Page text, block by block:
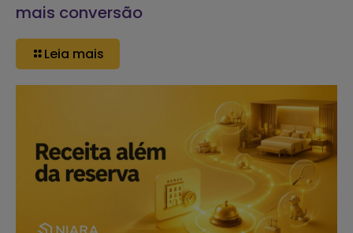
mais conversão
Leia mais